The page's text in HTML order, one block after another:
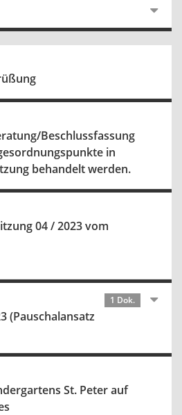
Beschlussfassung
in
behandelt werden.
04 / 2023 vom
1 Dok.
(Pauschalansatz
St. Peter auf